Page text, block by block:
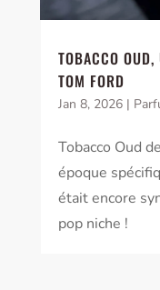
TOBACCO OUD,
TOM FORD
Jan 8, 2026|
Tobacco Oud
époque
était encore
pop niche !